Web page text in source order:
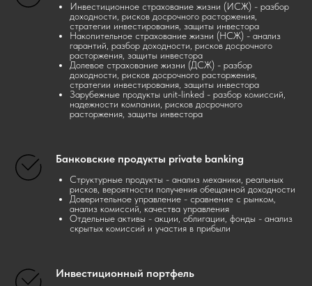
Инвестиционное страхование жизни (ИСЖ) - разбор
доходности, рисков досрочного расторжения,
стратегии инвестирования, защиты инвестора
Накопительное страхование жизни (НСЖ) - анализ
гарантий, разбор доходности, рисков досрочного
расторжения, защиты инвестора
Долевое страхование жизни (ДСЖ) - разбор
доходности, рисков досрочного расторжения,
стратегии инвестирования, защиты инвестора
Зарубежные продукты unit-linked - разбор комиссий,
надежности компании, рисков досрочного
расторжения, защиты инвестора
Банковские продукты private banking
Структурные продукты - анализ механики, реальных
рисков, вероятности получения обещанной доходности
Доверительное управление - сравнение с рынком,
анализ комиссий, качества управления
Отдельные активы - акции, облигации, фонды - анализ
скрытых комиссий и участия в прибыли
Инвестиционный портфель